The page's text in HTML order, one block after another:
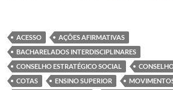
ACESSO
AÇÕES AFIRMATIVAS
BACHARELADOS INTERDISCIPLINARES
CONSELHO ESTRATÉGICO SOCIAL
COTAS
ENSINO SUPERIOR